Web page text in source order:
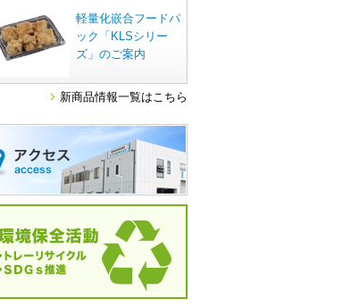
軽量化嵌合フードパ
ック「KLSシリー
ズ」のご案内
新商品情報一覧はこちら